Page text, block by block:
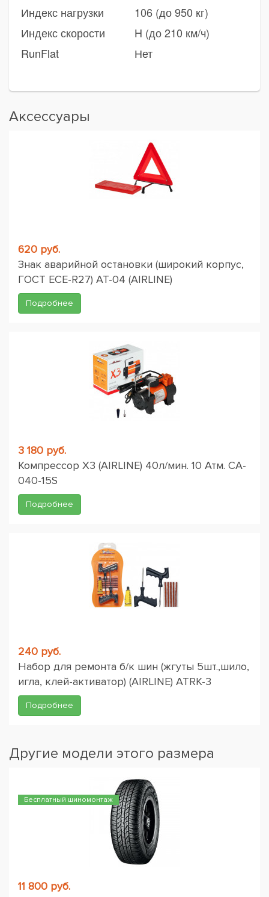
Индекс нагрузки
106 (до 950 кг)
Индекс скорости
H (до 210 км/ч)
RunFlat
Нет
Аксессуары
620 руб.
Знак аварийной остановки (широкий корпус,
ГОСТ ЕСЕ-R27) AT-04 (AIRLINE)
Подробнее
3 180 руб.
Компрессор X3 (AIRLINE) 40л/мин. 10 Атм. CA-
040-15S
Подробнее
240 руб.
Набор для ремонта б/к шин (жгуты 5шт.,шило,
игла, клей-активатор) (AIRLINE) ATRK-3
Подробнее
Другие модели этого размера
Бесплатный шиномонтаж
11 800 руб.